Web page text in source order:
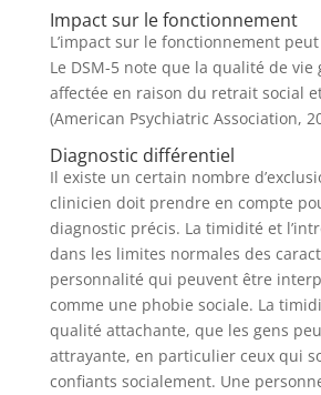
Impact sur le fonctionnement
L’impact sur le fonctionnement
Le DSM-5 note que la qualité de
affectée en raison du retrait social
(American Psychiatric Association,
Diagnostic différentiel
Il existe un certain nombre
clinicien doit prendre en compte
diagnostic précis. La timidité et
dans les limites normales des
personnalité qui peuvent être
comme une phobie sociale. La
qualité attachante, que les gens
attrayante, en particulier ceux qui
confiants socialement. Une